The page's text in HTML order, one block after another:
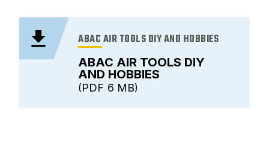
ABAC AIR TOOLS DIY
AND HOBBIES
ABAC AIR TOOLS DIY AND HOBBIES
6 MB
PDF